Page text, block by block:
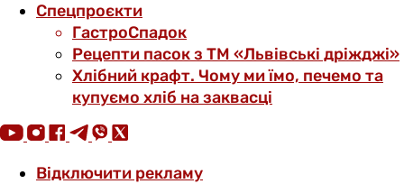
Спецпроєкти
ГастроСпадок
Рецепти пасок з ТМ «Львівські дріжджі»
Хлібний крафт. Чому ми їмо, печемо та
купуємо хліб на заквасці
Відключити рекламу